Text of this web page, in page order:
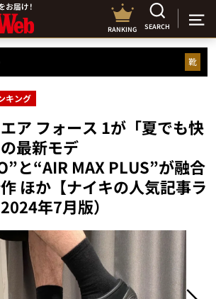
RANKING SEARCH
靴
キング
エア フォース 1が「夏でも快
最新モデ
と“AIR MAX PLUS”が融合
ほか【ナイキの人気記事ラ
年7月版）